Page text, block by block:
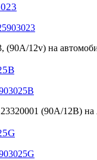
12v) на
(90А/12В)